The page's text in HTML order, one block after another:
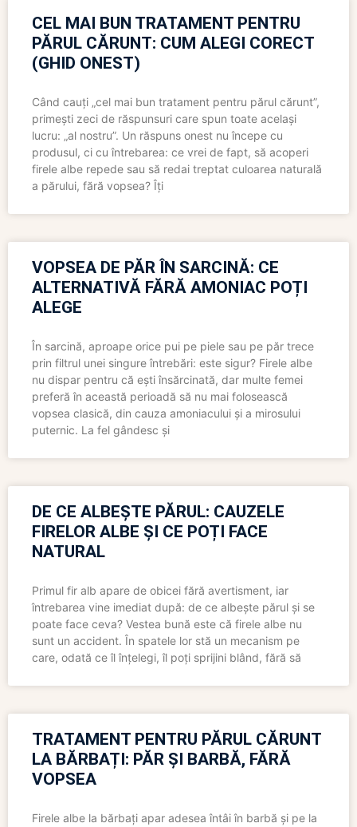
CEL MAI BUN TRATAMENT PENTRU
PĂRUL CĂRUNT: CUM ALEGI CORECT
(GHID ONEST)
Când cauți „cel mai bun tratament pentru părul cărunt”,
primești zeci de răspunsuri care spun toate același
lucru: „al nostru”. Un răspuns onest nu începe cu
produsul, ci cu întrebarea: ce vrei de fapt, să acoperi
firele albe repede sau să redai treptat culoarea naturală
a părului, fără vopsea? Îți
VOPSEA DE PĂR ÎN SARCINĂ: CE
ALTERNATIVĂ FĂRĂ AMONIAC POȚI
ALEGE
În sarcină, aproape orice pui pe piele sau pe păr trece
prin filtrul unei singure întrebări: este sigur? Firele albe
nu dispar pentru că ești însărcinată, dar multe femei
preferă în această perioadă să nu mai folosească
vopsea clasică, din cauza amoniacului și a mirosului
puternic. La fel gândesc și
DE CE ALBEȘTE PĂRUL: CAUZELE
FIRELOR ALBE ȘI CE POȚI FACE
NATURAL
Primul fir alb apare de obicei fără avertisment, iar
întrebarea vine imediat după: de ce albește părul și se
poate face ceva? Vestea bună este că firele albe nu
sunt un accident. În spatele lor stă un mecanism pe
care, odată ce îl înțelegi, îl poți sprijini blând, fără să
TRATAMENT PENTRU PĂRUL CĂRUNT
LA BĂRBAȚI: PĂR ȘI BARBĂ, FĂRĂ
VOPSEA
Firele albe la bărbați apar adesea întâi în barbă și pe la